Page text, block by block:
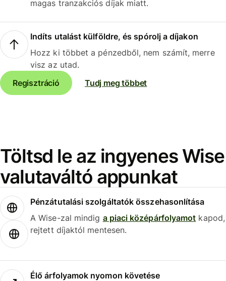
magas tranzakciós díjak miatt.
Indíts utalást külföldre, és spórolj a díjakon
Hozz ki többet a pénzedből, nem számít, merre
visz az utad.
Regisztráció
Tudj meg többet
Töltsd le az ingyenes Wise
valutaváltó appunkat
Pénzátutalási szolgáltatók összehasonlítása
A Wise-zal mindig a piaci középárfolyamot kapod,
rejtett díjaktól mentesen.
Élő árfolyamok nyomon követése